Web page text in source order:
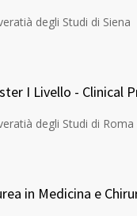
degli Studi di Siena
I Livello - Clinical
degli Studi di Roma
in Medicina e